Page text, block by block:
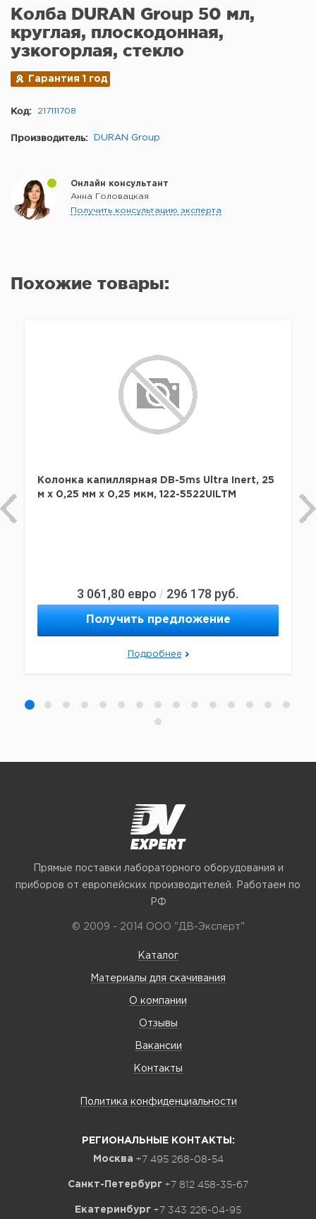
Колба DURAN Group 50 мл,
круглая, плоскодонная,
узкогорлая, стекло
Гарантия 1 год
Код: 217111708
Производитель: DURAN Group
Онлайн консультант
Анна Головацкая
Получить консультацию эксперта
Похожие товары:
Колонка капиллярная DB-5ms Ultra Inert, 25
м x 0,25 мм х 0,25 мкм, 122-5522UILTM
3 061,80 евро / 296 178 руб.
Получить предложение
Подробнее
Прямые поставки лабораторного оборудования и
приборов от европейских производителей. Работаем по
РФ
© 2009 - 2014 ООО "ДВ-Эксперт"
Каталог
Материалы для скачивания
О компании
Отзывы
Вакансии
Контакты
Политика конфиденциальности
РЕГИОНАЛЬНЫЕ КОНТАКТЫ:
Москва +7 495 268-08-54
Санкт-Петербург +7 812 458-35-67
Екатеринбург +7 343 226-04-95